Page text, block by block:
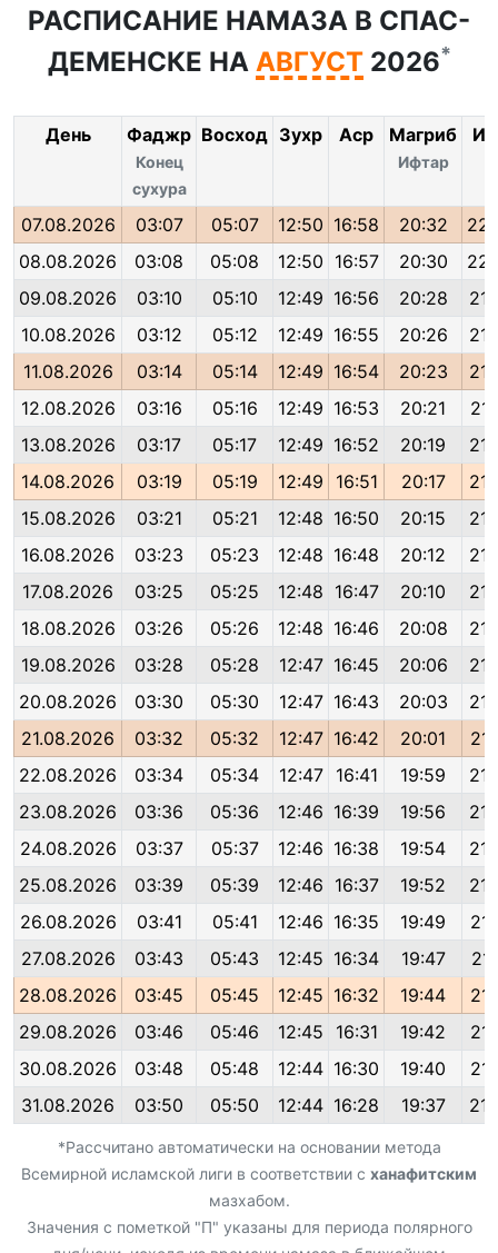
РАСПИСАНИЕ НАМАЗА В СПАС-
ДЕМЕНСКЕ НА АВГУСТ 2026*
День Фаджр
Конец
сухура
Восход Зухр Аср Магриб
Ифтар
07.08.2026 03:07 05:07 12:50 16:58 20:32
08.08.2026
03:08 05:08 12:50 16:57 20:30
09.08.2026
03:10 05:10 12:49 16:56 20:28
10.08.2026
03:12 05:12 12:49 16:55 20:26
11.08.2026
03:14 05:14 12:49 16:54 20:23
12.08.2026
03:16 05:16 12:49 16:53 20:21
13.08.2026
03:17 05:17 12:49 16:52 20:19
14.08.2026
03:19 05:19 12:49 16:51 20:17
15.08.2026
03:21 05:21 12:48 16:50 20:15
16.08.2026
03:23 05:23 12:48 16:48 20:12
17.08.2026
03:25 05:25 12:48 16:47 20:10
18.08.2026
03:26 05:26 12:48 16:46 20:08
19.08.2026
03:28 05:28 12:47 16:45 20:06
20.08.2026
03:30 05:30 12:47 16:43 20:03
21.08.2026
03:32 05:32 12:47 16:42 20:01
22.08.2026
03:34 05:34 12:47 16:41 19:59
23.08.2026
03:36 05:36 12:46 16:39 19:56
24.08.2026
03:37 05:37 12:46 16:38 19:54
25.08.2026
03:39 05:39 12:46 16:37 19:52
26.08.2026
03:41 05:41 12:46 16:35 19:49
27.08.2026
03:43 05:43 12:45 16:34 19:47
28.08.2026
03:45 05:45 12:45 16:32 19:44
29.08.2026
03:46 05:46 12:45 16:31 19:42
30.08.2026
03:48 05:48 12:44 16:30 19:40
31.08.2026
03:50 05:50 12:44 16:28 19:37
*Рассчитано автоматически на основании метода
Всемирной исламской лиги в соответствии с ханафитским
мазхабом.
Значения с пометкой "П" указаны для периода полярного